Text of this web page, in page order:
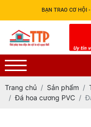
BẠN TRAO CƠ HỘI
Trang chủ Sản phẩm
Đá hoa cương PVC